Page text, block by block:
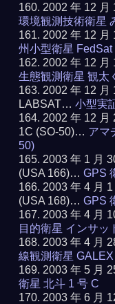
2002 年 12 月
環境観測技術衛星
2002 年 12
州小型衛星 FedSat
2002 年 12
生態観測衛星 観太
2002 年 12 月
LABSAT…小型実
2002 年 12 月
1C (SO-50)… アマ
50)
2003 年 1 月
(USA 166)…GPS
2003 年 4 月
(USA 168)…GPS
2003 年 4 月
目的衛星 インサッ
2003 年 4 月
線観測衛星 GALEX
2003 年 5 月
衛星 北斗 1 号 C
2003 年 6 月